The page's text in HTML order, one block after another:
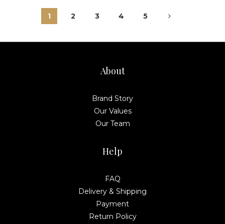
1 2 3 4 5
About
Brand Story
Our Values
Our Team
Help
FAQ
Delivery & Shipping
Payment
Return Policy